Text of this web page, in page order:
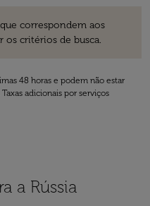
correspondem aos
os critérios de busca.
48 horas e podem não estar
adicionais por serviços
a Rússia